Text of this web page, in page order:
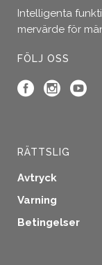
Intelligenta
mervärde för
FÖLJ OSS
RÄTTSLIG
Avtryck
Varning
Betingelser